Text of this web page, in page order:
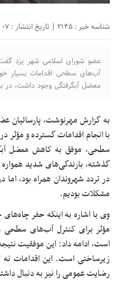
شناسه خبر : 2145 | تاریخ انتشار : 07 ژانویه 2025 - 23:42 |
عضو شورای اسلامی شهر یزد
آب‌های سطحی اقدامات بسیار
معضل آبگرفتگی وجود داشت، در
به گزارش مهرنوشت، پارسائیان
با انجام اقدامات گسترده و مؤثر
سطحی، موفق به کاهش معضل
گذشته، بارندگی‌های شدید
در تردد شهروندان همراه بود،
مشکلات بودیم.
وی با اشاره به اینکه حفر
مؤثر برای کنترل آب‌های سطحی
است، ادامه داد: این موفقیت
زیرساختی است. این اقدامات نه
رضایت عمومی را نیز به دنبال